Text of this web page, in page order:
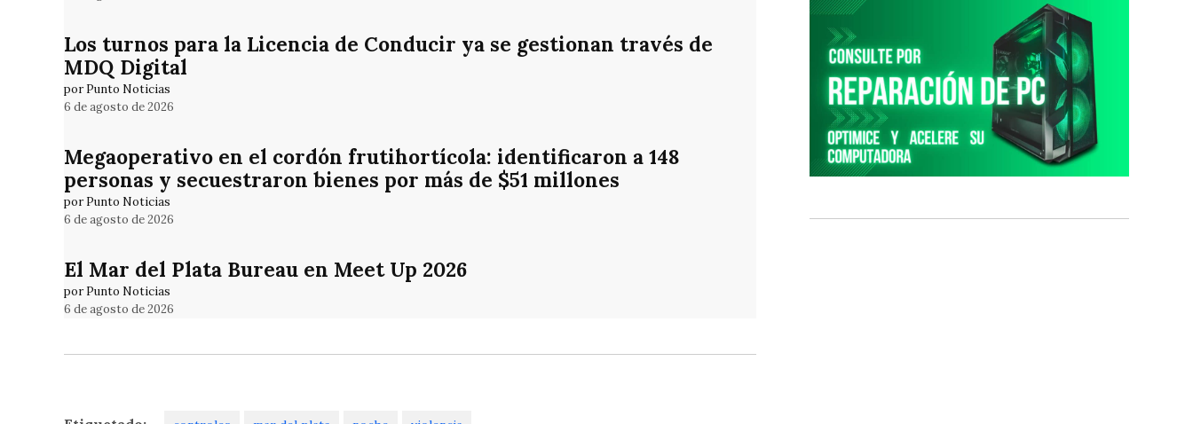
Los turnos para la Licencia de Conducir ya se gestionan través de
MDQ Digital
por Punto Noticias
6 de agosto de 2026
Megaoperativo en el cordón frutihortícola: identificaron a 148
personas y secuestraron bienes por más de $51 millones
por Punto Noticias
6 de agosto de 2026
El Mar del Plata Bureau en Meet Up 2026
por Punto Noticias
6 de agosto de 2026